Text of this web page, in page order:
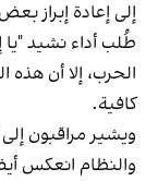
إلى إعادة إبراز
طُلب أداء نشيد
الحرب، إلا أن
كافية.
ويشير مراقبون
والنظام انعكس